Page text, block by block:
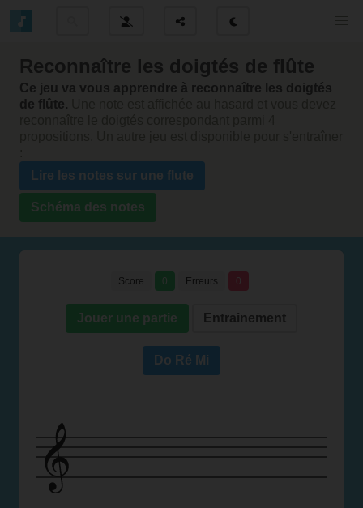
Reconnaître les doigtés de flûte
Ce jeu va vous apprendre à reconnaître les doigtés
de flûte.
Lire les notes sur une flute
Schéma des notes
Score 0 Erreurs 0
Jouer une partie Entrainement
Do Ré Mi